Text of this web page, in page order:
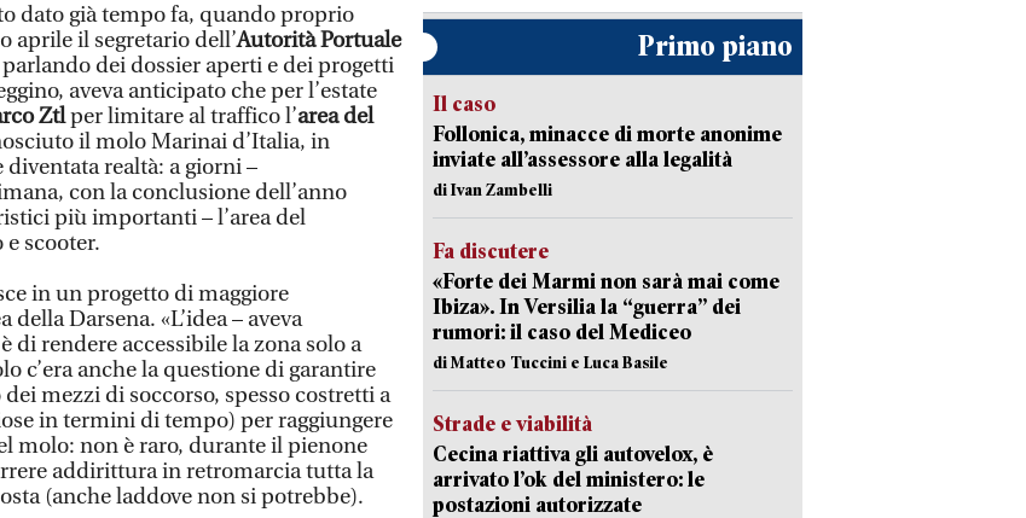
dato già tempo fa, quando proprio
aprile il segretario dell’Autorità Portuale
dei dossier aperti e dei progetti
aveva anticipato che per l’estate
Ztlper limitare al traffico l’area del
il molo Marinai d’Italia, in
diventata realtà: a giorni –
con la conclusione dell’anno
più importanti – l’area del
scooter.
in un progetto di maggiore
Darsena. «L’idea – aveva
di rendere accessibile la zona solo a
c’era anche la questione di garantire
mezzi di soccorso, spesso costretti a
in termini di tempo) per raggiungere
molo: non è raro, durante il pienone
addirittura in retromarcia tutta la
(anche laddove non si potrebbe).
Primo piano
Il caso
Follonica, minacce di morte anonime
inviate all’assessore alla legalità
di Ivan Zambelli
Fa discutere
«Forte dei Marmi non sarà mai come
Ibiza». In Versilia la “guerra” dei
rumori: il caso del Mediceo
di Matteo Tuccini e Luca Basile
Strade e viabilità
Cecina riattiva gli autovelox, è
arrivato l’ok del ministero: le
postazioni autorizzate